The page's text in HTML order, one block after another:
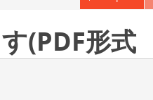
(PDF形式